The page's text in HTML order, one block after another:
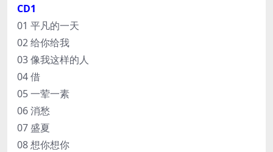
CD1
01 平凡的一天
02 给你给我
03 像我这样的人
04 借
05 一荤一素
06 消愁
07 盛夏
08 想你想你